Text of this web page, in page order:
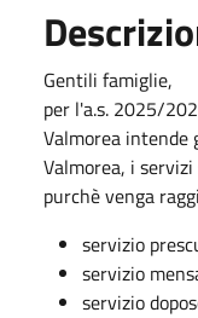
Gentili famiglie,
per l'a.s. 2025/
Valmorea intende
Valmorea, i
purchè venga
servizio
servizio
servizio